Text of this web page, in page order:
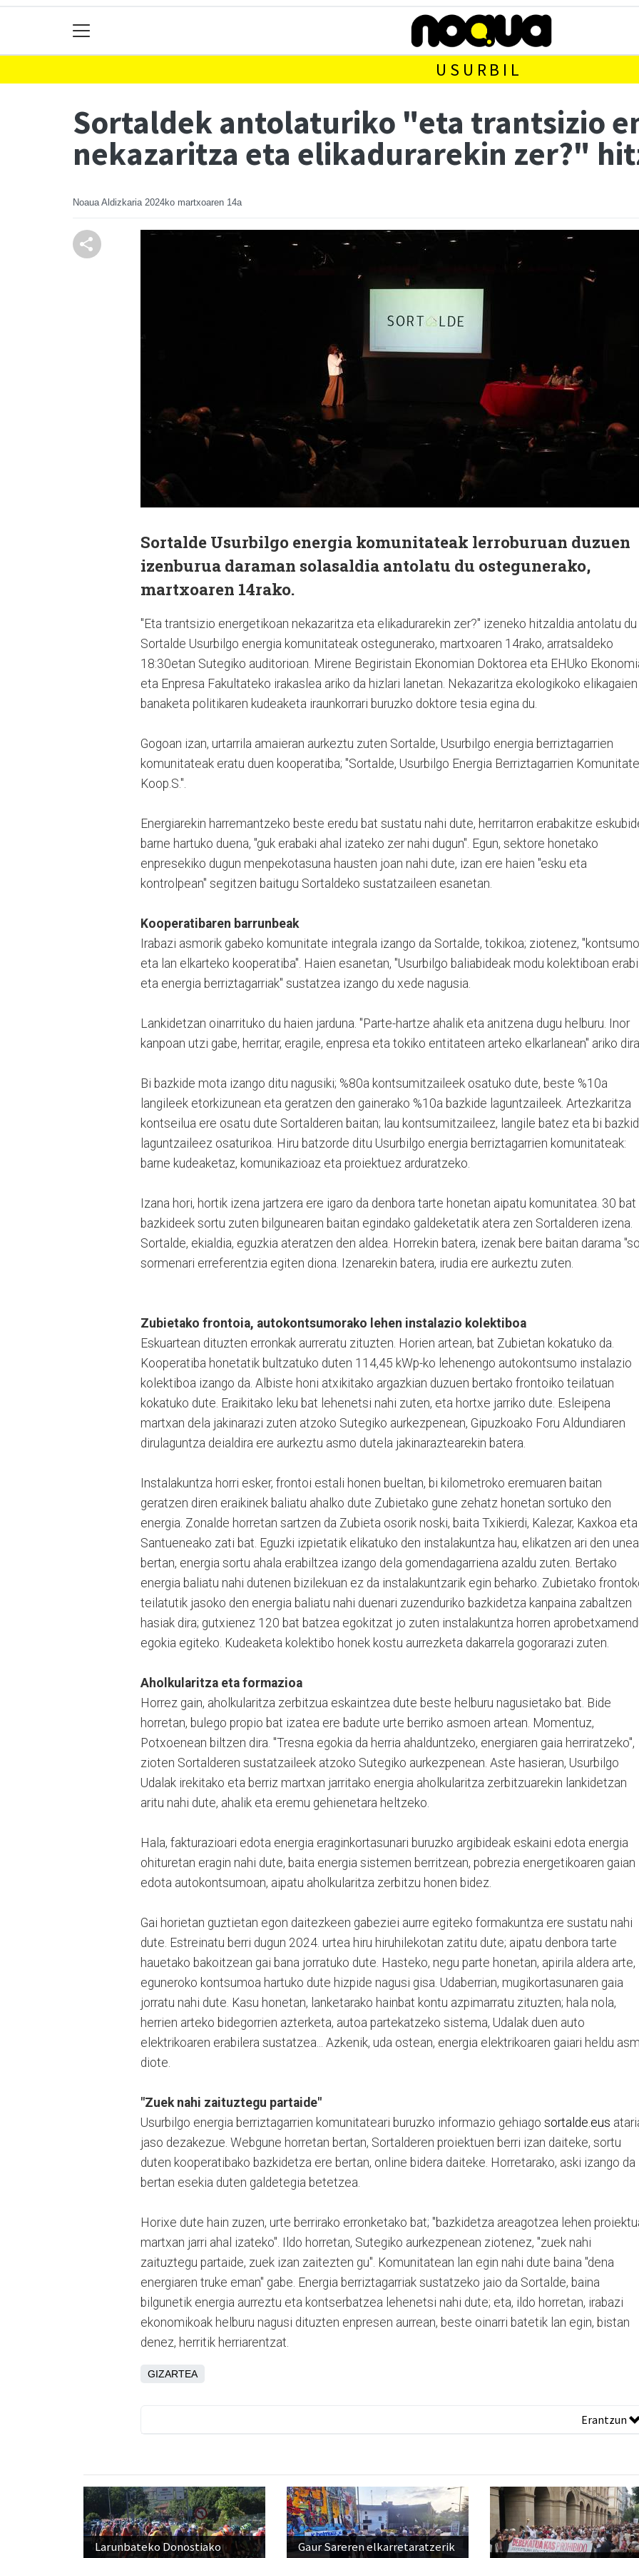
USURBIL
Sortaldek antolaturiko "eta trantsizio
nekazaritza eta elikadurarekin zer?"
Noaua Aldizkaria 2024ko martxoaren 14a
Sortalde Usurbilgo energia komunitateak lerroburuan duzuen
izenburua daraman solasaldia antolatu du ostegunerako,
martxoaren 14rako.
"Eta trantsizio energetikoan nekazaritza eta elikadurarekin zer?" izeneko hitzaldia antolatu du
Sortalde Usurbilgo energia komunitateak ostegunerako, martxoaren 14rako, arratsaldeko
18:30etan Sutegiko auditorioan. Mirene Begiristain Ekonomian Doktorea eta EHUko
eta Enpresa Fakultateko irakaslea ariko da hizlari lanetan. Nekazaritza ekologikoko elikagaien
banaketa politikaren kudeaketa iraunkorrari buruzko doktore tesia egina du.
Gogoan izan, urtarrila amaieran aurkeztu zuten Sortalde, Usurbilgo energia berriztagarrien
komunitateak eratu duen kooperatiba; "Sortalde, Usurbilgo Energia Berriztagarrien
Koop.S.".
Energiarekin harremantzeko beste eredu bat sustatu nahi dute, herritarron erabakitze
barne hartuko duena, "guk erabaki ahal izateko zer nahi dugun". Egun, sektore honetako
enpresekiko dugun menpekotasuna hausten joan nahi dute, izan ere haien "esku eta
kontrolpean" segitzen baitugu Sortaldeko sustatzaileen esanetan.
Kooperatibaren barrunbeak
Irabazi asmorik gabeko komunitate integrala izango da Sortalde, tokikoa; ziotenez, "kontsumo
eta lan elkarteko kooperatiba". Haien esanetan, "Usurbilgo baliabideak modu kolektiboan
eta energia berriztagarriak" sustatzea izango du xede nagusia.
Lankidetzan oinarrituko du haien jarduna. "Parte-hartze ahalik eta anitzena dugu helburu. Inor
kanpoan utzi gabe, herritar, eragile, enpresa eta tokiko entitateen arteko elkarlanean" ariko dira.
Bi bazkide mota izango ditu nagusiki; %80a kontsumitzaileek osatuko dute, beste %10a
langileek etorkizunean eta geratzen den gainerako %10a bazkide laguntzaileek. Artezkaritza
kontseilua ere osatu dute Sortalderen baitan; lau kontsumitzaileez, langile batez eta bi
laguntzaileez osaturikoa. Hiru batzorde ditu Usurbilgo energia berriztagarrien komunitateak:
barne kudeaketaz, komunikazioaz eta proiektuez arduratzeko.
Izana hori, hortik izena jartzera ere igaro da denbora tarte honetan aipatu komunitatea. 30 bat
bazkideek sortu zuten bilgunearen baitan egindako galdeketatik atera zen Sortalderen izena.
Sortalde, ekialdia, eguzkia ateratzen den aldea. Horrekin batera, izenak bere baitan darama
sormenari erreferentzia egiten diona. Izenarekin batera, irudia ere aurkeztu zuten.
Zubietako frontoia, autokontsumorako lehen instalazio kolektiboa
Eskuartean dituzten erronkak aurreratu zituzten. Horien artean, bat Zubietan kokatuko da.
Kooperatiba honetatik bultzatuko duten 114,45 kWp-ko lehenengo autokontsumo instalazio
kolektiboa izango da. Albiste honi atxikitako argazkian duzuen bertako frontoiko teilatuan
kokatuko dute. Eraikitako leku bat lehenetsi nahi zuten, eta hortxe jarriko dute. Esleipena
martxan dela jakinarazi zuten atzoko Sutegiko aurkezpenean, Gipuzkoako Foru Aldundiaren
dirulaguntza deialdira ere aurkeztu asmo dutela jakinaraztearekin batera.
Instalakuntza horri esker, frontoi estali honen bueltan, bi kilometroko eremuaren baitan
geratzen diren eraikinek baliatu ahalko dute Zubietako gune zehatz honetan sortuko den
energia. Zonalde horretan sartzen da Zubieta osorik noski, baita Txikierdi, Kalezar, Kaxkoa eta
Santueneako zati bat. Eguzki izpietatik elikatuko den instalakuntza hau, elikatzen ari den
bertan, energia sortu ahala erabiltzea izango dela gomendagarriena azaldu zuten. Bertako
energia baliatu nahi dutenen bizilekuan ez da instalakuntzarik egin beharko. Zubietako
teilatutik jasoko den energia baliatu nahi duenari zuzenduriko bazkidetza kanpaina zabaltzen
hasiak dira; gutxienez 120 bat batzea egokitzat jo zuten instalakuntza horren
egokia egiteko. Kudeaketa kolektibo honek kostu aurrezketa dakarrela gogorarazi zuten.
Aholkularitza eta formazioa
Horrez gain, aholkularitza zerbitzua eskaintzea dute beste helburu nagusietako bat. Bide
horretan, bulego propio bat izatea ere badute urte berriko asmoen artean. Momentuz,
Potxoenean biltzen dira. "Tresna egokia da herria ahalduntzeko, energiaren gaia herriratzeko",
zioten Sortalderen sustatzaileek atzoko Sutegiko aurkezpenean. Aste hasieran, Usurbilgo
Udalak irekitako eta berriz martxan jarritako energia aholkularitza zerbitzuarekin lankidetzan
aritu nahi dute, ahalik eta eremu gehienetara heltzeko.
Hala, fakturazioari edota energia eraginkortasunari buruzko argibideak eskaini edota energia
ohituretan eragin nahi dute, baita energia sistemen berritzean, pobrezia energetikoaren gaian
edota autokontsumoan, aipatu aholkularitza zerbitzu honen bidez.
Gai horietan guztietan egon daitezkeen gabeziei aurre egiteko formakuntza ere sustatu nahi
dute. Estreinatu berri dugun 2024. urtea hiru hiruhilekotan zatitu dute; aipatu denbora tarte
hauetako bakoitzean gai bana jorratuko dute. Hasteko, negu parte honetan, apirila aldera arte,
eguneroko kontsumoa hartuko dute hizpide nagusi gisa. Udaberrian, mugikortasunaren gaia
jorratu nahi dute. Kasu honetan, lanketarako hainbat kontu azpimarratu zituzten; hala nola,
herrien arteko bidegorrien azterketa, autoa partekatzeko sistema, Udalak duen auto
elektrikoaren erabilera sustatzea... Azkenik, uda ostean, energia elektrikoaren gaiari heldu
diote.
"Zuek nahi zaituztegu partaide"
Usurbilgo energia berriztagarrien komunitateari buruzko informazio gehiago sortalde.eus
jaso dezakezue. Webgune horretan bertan, Sortalderen proiektuen berri izan daiteke, sortu
duten kooperatibako bazkidetza ere bertan, online bidera daiteke. Horretarako, aski izango da
bertan esekia duten galdetegia betetzea.
Horixe dute hain zuzen, urte berrirako erronketako bat; "bazkidetza areagotzea lehen
martxan jarri ahal izateko". Ildo horretan, Sutegiko aurkezpenean ziotenez, "zuek nahi
zaituztegu partaide, zuek izan zaitezten gu". Komunitatean lan egin nahi dute baina "dena
energiaren truke eman" gabe. Energia berriztagarriak sustatzeko jaio da Sortalde, baina
bilgunetik energia aurreztu eta kontserbatzea lehenetsi nahi dute; eta, ildo horretan, irabazi
ekonomikoak helburu nagusi dituzten enpresen aurrean, beste oinarri batetik lan egin, bistan
denez, herritik herriarentzat.
GIZARTEA
Erantzun
Larunbateko Donostiako
Gaur Sareren elkarretaratzerik